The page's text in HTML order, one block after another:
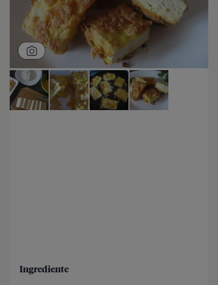
Ingrediente